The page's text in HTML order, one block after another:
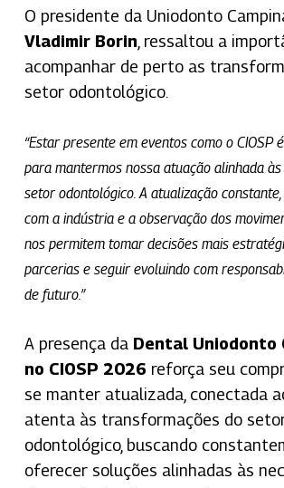
O presidente da Uniodonto
Vladimir Borin , ressaltou a
acompanhar de perto as
setor odontológico.
“Estar presente em eventos como o CIOSP
para mantermos nossa atuação alinhada
setor odontológico. A atualização
com a indústria e a observação dos
nos permitem tomar decisões mais
parcerias e seguir evoluindo com
de futuro.”
A presença da Dental Uniodonto
no CIOSP 2026 reforça seu
se manter atualizada, conectada
atenta às transformações do
odontológico, buscando
oferecer soluções alinhadas às